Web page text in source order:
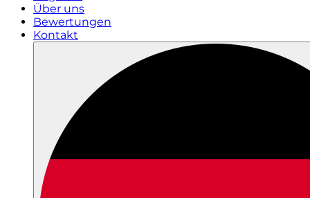
Über uns
Bewertungen
Kontakt